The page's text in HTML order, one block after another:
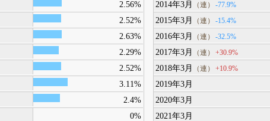
2.56%
2.52%
2.63%
2.29%
2.52%
3.11%
2.4%
0%
2014年3月
（連） -77.9%
2015年3月
（連） -15.4%
2016年3月
（連） -32.5%
2017年3月
（連） +30.9%
2018年3月
（連） +10.9%
2019年3月
2020年3月
2021年3月